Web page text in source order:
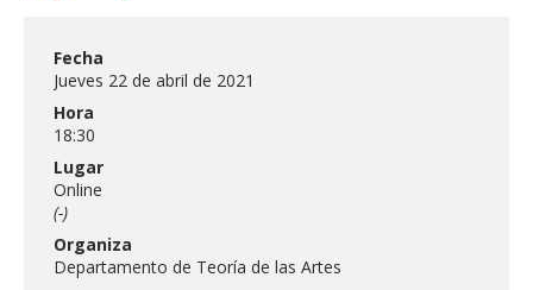
BIBLIOTECA
Académicas/os
Fecha
Jueves 22 de abril de 2021
Hora
18:30
Lugar
Online
(-)
Organiza
Departamento de Teoría de las Artes